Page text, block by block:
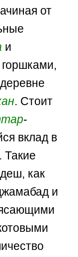
от
и
. Стоит
-
вклад в
Такие
как
и